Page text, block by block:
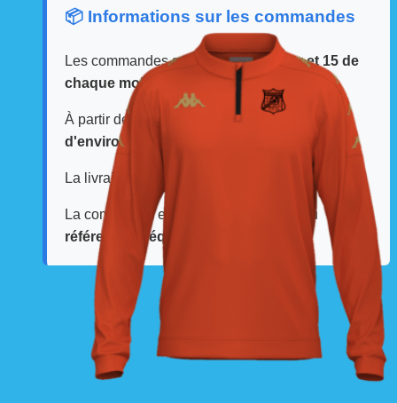
📦 Informations sur les commandes
Les commandes sont passéesles 1er et 15 de
chaque mois
auprès de nos fournisseurs.
À partir de ces dates, le
délai de livraison est
d'environ 3 semaines
La livraison est effectuée directement au club
La commande est à récupérer auprès du
référent des équipements du club